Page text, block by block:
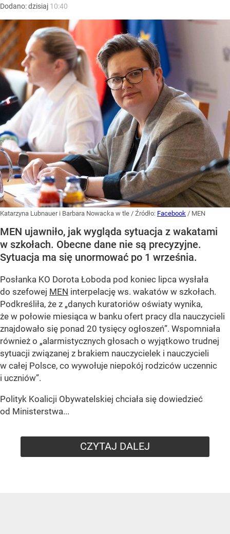
Dodano:dzisiaj 10:40
Katarzyna Lubnauer i Barbara Nowacka w tle / Źródło: Facebook / MEN
MEN ujawniło, jak wygląda sytuacja z wakatami
w szkołach. Obecne dane nie są precyzyjne.
Sytuacja ma się unormować po 1 września.
Posłanka KO Dorota Łoboda pod koniec lipca wysłała
do szefowej MEN interpelację ws. wakatów w szkołach.
Podkreśliła, że z „danych kuratoriów oświaty wynika,
że w połowie miesiąca w banku ofert pracy dla nauczycieli
znajdowało się ponad 20 tysięcy ogłoszeń”. Wspomniała
również o „alarmistycznych głosach o wyjątkowo trudnej
sytuacji związanej z brakiem nauczycielek i nauczycieli
w całej Polsce, co wywołuje niepokój rodziców uczennic
i uczniów”.
Polityk Koalicji Obywatelskiej chciała się dowiedzieć
od Ministerstwa...
CZYTAJ DALEJ